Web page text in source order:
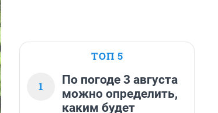
ТОП 5
1
По погоде 3 августа
можно определить,
каким будет